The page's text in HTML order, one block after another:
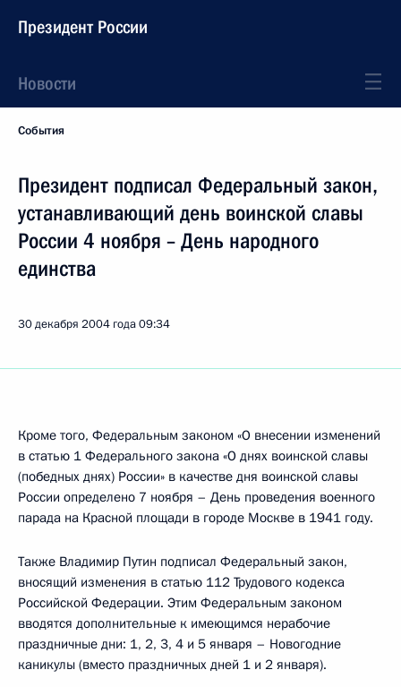
Президент России
Новости
События
Президент подписал Федеральный закон,
устанавливающий день воинской славы
России 4 ноября – День народного
единства
30 декабря 2004 года09:34
Кроме того, Федеральным законом «О внесении изменений
в статью 1 Федерального закона «О днях воинской славы
(победных днях) России» в качестве дня воинской славы
России определено 7 ноября – День проведения военного
парада на Красной площади в городе Москве в 1941 году.
Также Владимир Путин подписал Федеральный закон,
вносящий изменения в статью 112 Трудового кодекса
Российской Федерации. Этим Федеральным законом
вводятся дополнительные к имеющимся нерабочие
праздничные дни: 1, 2, 3, 4 и 5 января – Новогодние
каникулы (вместо праздничных дней 1 и 2 января).